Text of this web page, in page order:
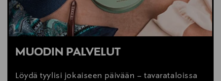
MUODIN PALVELUT
Löydä tyylisi jokaiseen päivään – tavarataloissa